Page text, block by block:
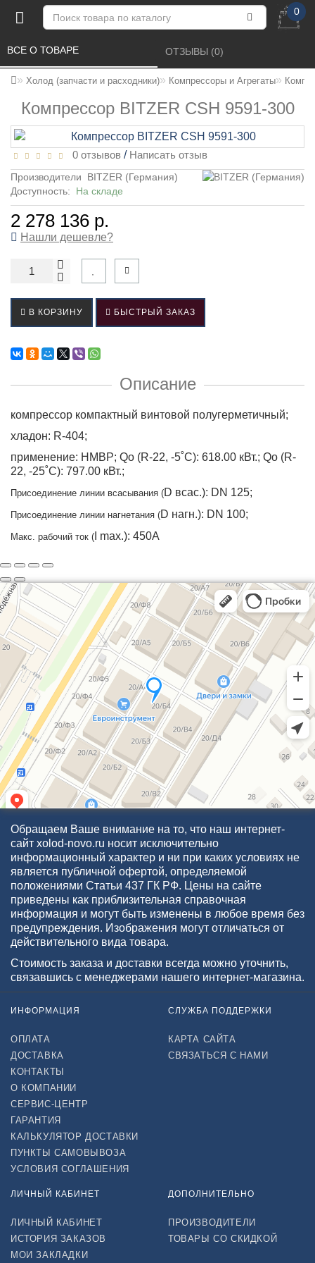
0
Холод (запчасти и расходники) Компрессоры и Агрегаты
Компрессор BITZER CSH 9591-300
ВСЕ О ТОВАРЕ ОТЗЫВЫ (0)
0 отзывов / Написать отзыв
Производители
BITZER (Германия)
Доступность: На складе
2 278 136 р.
Нашли дешевле?
В КОРЗИНУ БЫСТРЫЙ ЗАКАЗ
Описание
компрессор компактный винтовой полугерметичный;
хладон: R-404;
применение: HMBP; Qo (R-22, -5˚C): 618.00 кВт.; Qo (R-
22, -25˚C): 797.00 кВт.;
Присоединение линии всасывания (D всас.): DN 125;
Присоединение линии нагнетания (D нагн.): DN 100;
Макс. рабочий ток ( I max.): 450A
Обращаем Ваше внимание на то, что наш интернет-
сайт xolod-novo.ru носит исключительно
информационный характер и ни при каких условиях не
является публичной офертой, определяемой
положениями Статьи 437 ГК РФ. Цены на сайте
приведены как приблизительная справочная
информация и могут быть изменены в любое время без
предупреждения. Изображения могут отличаться от
действительного вида товара.
Стоимость заказа и доставки всегда можно уточнить,
связавшись с менеджерами нашего интернет-магазина.
ИНФОРМАЦИЯ
ОПЛАТА
ДОСТАВКА
КОНТАКТЫ
О КОМПАНИИ
СЕРВИС-ЦЕНТР
ГАРАНТИЯ
КАЛЬКУЛЯТОР ДОСТАВКИ
ПУНКТЫ САМОВЫВОЗА
УСЛОВИЯ СОГЛАШЕНИЯ
СЛУЖБА ПОДДЕРЖКИ
КАРТА САЙТА
СВЯЗАТЬСЯ С НАМИ
ЛИЧНЫЙ КАБИНЕТ
ЛИЧНЫЙ КАБИНЕТ
ИСТОРИЯ ЗАКАЗОВ
МОИ ЗАКЛАДКИ
ДОПОЛНИТЕЛЬНО
ПРОИЗВОДИТЕЛИ
ТОВАРЫ СО СКИДКОЙ